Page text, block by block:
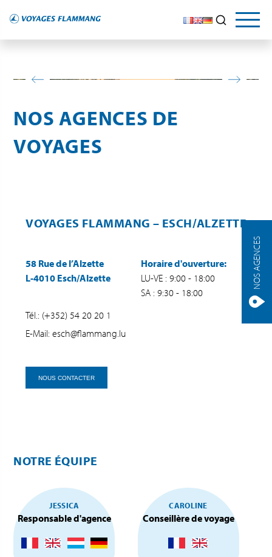
NOS AGENCES
NOS AGENCES DE
VOYAGES
VOYAGES FLAMMANG – ESCH/ALZETTE
58 Rue de l’Alzette
L-4010 Esch/Alzette
Horaire d'ouverture:
LU-VE : 9:00 - 18:00
SA : 9:30 - 18:00
Tél.: (+352) 54 20 20 1
E-Mail: esch@flammang.lu
NOUS CONTACTER
NOTRE ÉQUIPE
JESSICA
Responsable d'agence
CAROLINE
Conseillère de voyage